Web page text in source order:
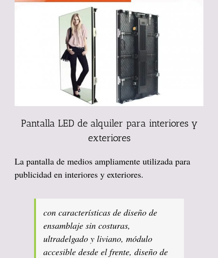
Pantalla LED de alquiler para interiores y
exteriores
La pantalla de medios ampliamente utilizada para
publicidad en interiores y exteriores.
con características de diseño de
ensamblaje sin costuras,
ultradelgado y liviano, módulo
accesible desde el frente, diseño de